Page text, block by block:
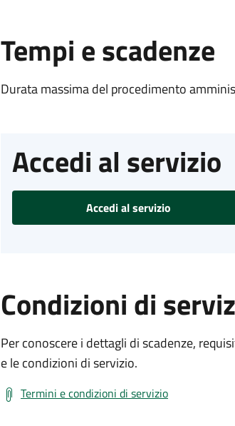
Tempi e scadenze
Durata massima del procedimento
Accedi al servizio
Accedi al servizio
Condizioni di
Per conoscere i dettagli di scadenze,
e le condizioni di servizio.
Termini e condizioni di servizio